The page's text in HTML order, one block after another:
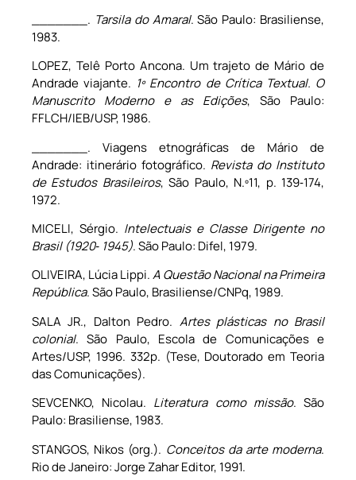
_______. Tarsila do Amaral. São Paulo: Brasiliense,
1983.
LOPEZ, Telê Porto Ancona. Um trajeto de Mário de
Andrade viajante. 1º Encontro de Crítica Textual. O
Manuscrito Moderno e as Edições, São Paulo:
FFLCH/IEB/USP, 1986.
_______. Viagens etnográficas de Mário de
Andrade: itinerário fotográfico. Revista do Instituto
de Estudos Brasileiros, São Paulo, N.º11, p. 139‑174,
1972.
MICELI, Sérgio. Intelectuais e Classe Dirigente no
Brasil (1920‑ 1945). São Paulo: Difel, 1979.
OLIVEIRA, Lúcia Lippi.A Questão Nacional na Primeira
República. São Paulo, Brasiliense/CNPq, 1989.
SALA JR., Dalton Pedro. Artes plásticas no Brasil
colonial. São Paulo, Escola de Comunicações e
Artes/USP, 1996. 332p. (Tese, Doutorado em Teoria
das Comunicações).
SEVCENKO, Nicolau. Literatura como missão. São
Paulo: Brasiliense, 1983.
STANGOS, Nikos (org.). Conceitos da arte moderna.
Rio de Janeiro: Jorge Zahar Editor, 1991.